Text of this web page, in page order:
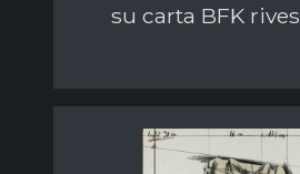
su carta BFK rives